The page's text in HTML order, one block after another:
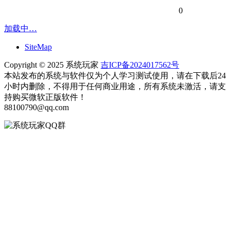
0
加载中…
SiteMap
Copyright © 2025 系统玩家 吉ICP备2024017562号
本站发布的系统与软件仅为个人学习测试使用，请在下载后24
小时内删除，不得用于任何商业用途，所有系统未激活，请支
持购买微软正版软件！
88100790@qq.com